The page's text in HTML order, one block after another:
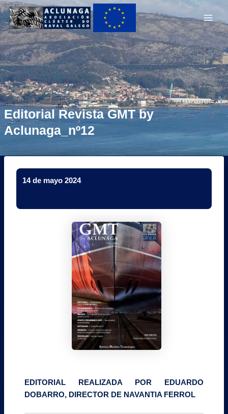
Main
Editorial Revista GMT by
Aclunaga_nº12
14 de mayo 2024
EDITORIAL REALIZADA POR EDUARDO
DOBARRO, DIRECTOR DE NAVANTIA FERROL